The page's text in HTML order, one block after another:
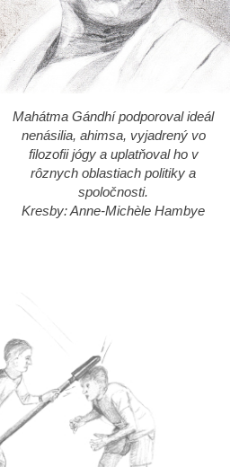
Mahátma Gándhí podporoval ideál
nenásilia, ahimsa, vyjadrený vo
filozofii jógy a uplatňoval ho v
rôznych oblastiach politiky a
spoločnosti.
Kresby: Anne-Michèle Hambye